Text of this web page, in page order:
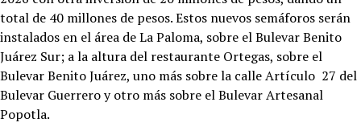
total de 40 millones de pesos. Estos nuevos semáforos serán
instalados en el área de La Paloma, sobre el Bulevar Benito
Juárez Sur; a la altura del restaurante Ortegas, sobre el
Bulevar Benito Juárez, uno más sobre la calle Artículo 27 del
Bulevar Guerrero y otro más sobre el Bulevar Artesanal
Popotla.